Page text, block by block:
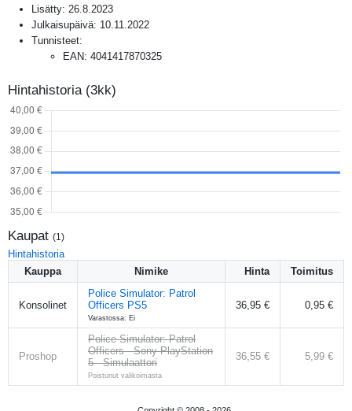
Lisätty: 26.8.2023
Julkaisupäivä: 10.11.2022
Tunnisteet:
EAN: 4041417870325
Hintahistoria (3kk)
Kaupat (1 )
Hintahistoria
Kauppa
Nimike Hinta Toimitus
Konsolinet
Police Simulator: Patrol
Officers PS5
Varastossa: Ei
36,95 € 0,95 €
Proshop
Police Simulator: Patrol
Officers - Sony PlayStation
5 - Simulaattori
Poistunut valikoimasta
36,55 € 5,99 €